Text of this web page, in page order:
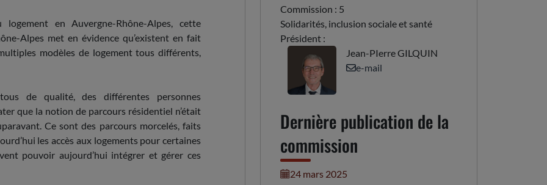
logement en Auvergne-Rhône-Alpes, cette
Alpes met en évidence qu’existent en fait
modèles de logement tous différents,
de qualité, des différentes personnes
que la notion de parcours résidentiel n’était
Ce sont des parcours morcelés, faits
les accès aux logements pour certaines
pouvoir aujourd’hui intégrer et gérer ces
Commission : 5
Solidarités, inclusion sociale et santé
Président :
Jean-PIerre GILQUIN
e-mail
Dernière publication de la
commission
24 mars 2025